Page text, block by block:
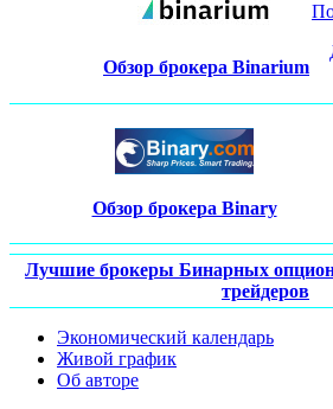
Обзор брокера Binarium
Обзор брокера Binary
Лучшие брокеры Бинарных
трейдеров
Экономический календарь
Живой график
Об авторе